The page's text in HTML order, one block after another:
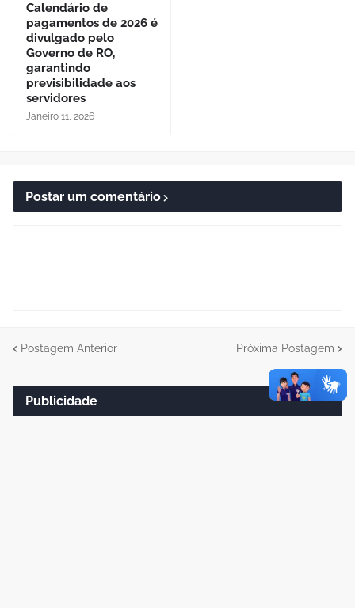
Calendário de
pagamentos de 2026 é
divulgado pelo
Governo de RO,
garantindo
previsibilidade aos
servidores
Janeiro 11, 2026
Postar um comentário
Postagem Anterior Próxima Postagem
Publicidade